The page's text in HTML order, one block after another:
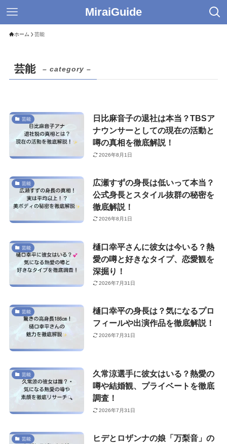
MiraiGuide
ホーム 芸能
芸能 – category –
芸能
日比麻音子の退社は本当？TBSア
ナウンサーとしての現在の活動と
噂の真相を徹底解説！
2026年8月1日
芸能
広瀬すずの身長は低いって本当？
公式身長とスタイル抜群の秘密を
徹底解説！
2026年8月1日
芸能
樋口幸平さんに彼女は今いる？熱
愛の噂と好きなタイプ、恋愛観を
深掘り！
2026年7月31日
芸能
樋口幸平の身長は？気になるプロ
フィールや出演作品を徹底解説！
2026年7月31日
芸能
久常涼選手に彼女はいる？熱愛の
噂や結婚観、プライベートを徹底
調査！
2026年7月31日
芸能
ヒデとロザンナの娘「万梨音」の